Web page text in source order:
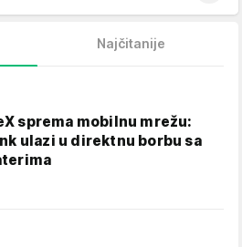
Najčitanije
sprema mobilnu mrežu:
ulazi u direktnu borbu sa